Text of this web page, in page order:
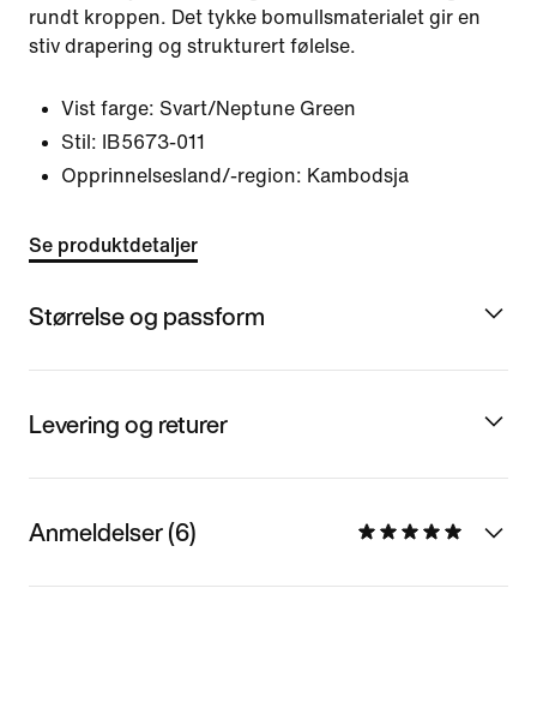
rundt kroppen. Det tykke bomullsmaterialet gir en
stiv drapering og strukturert følelse.
Vist farge: Svart/Neptune Green
Stil:
IB5673-011
Opprinnelsesland/-region: Kambodsja
Se produktdetaljer
Størrelse og passform
Levering og returer
Anmeldelser (6)